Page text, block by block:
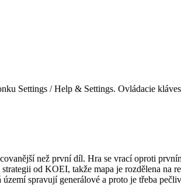
Settings / Help & Settings. Ovládacie
než první díl. Hra se vrací oproti
od KOEI, takže mapa je rozdělena na
spravují generálové a proto je třeba